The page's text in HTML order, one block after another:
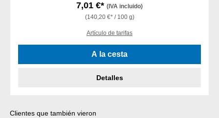
7,01 €* (IVA incluido)
(140,20 €* / 100 g)
Artículo de tarifas
A la cesta
Detalles
Omitir la galería de productos
Clientes que también vieron